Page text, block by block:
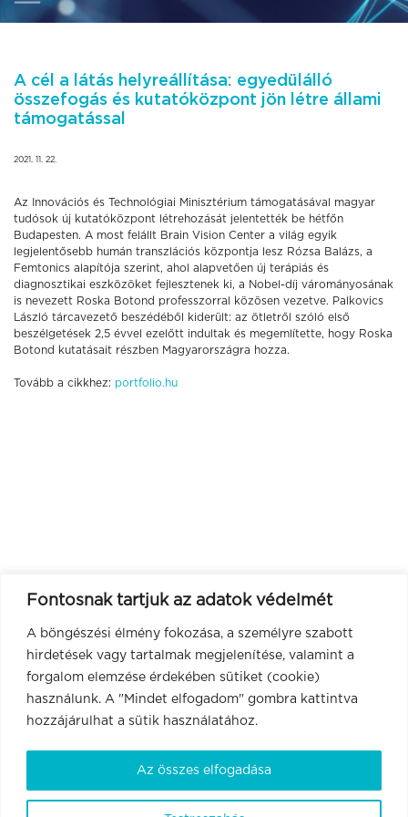
Fontosnak tartjuk az adatok védelmét
A böngészési élmény fokozása, a személyre szabott
hirdetések vagy tartalmak megjelenítése, valamint a
forgalom elemzése érdekében sütiket (cookie)
használunk. A "Mindet elfogadom" gombra kattintva
hozzájárulhat a sütik használatához.
Az összes elfogadása
A cél a látás helyreállítása: egyedülálló
összefogás és kutatóközpont jön létre állami
támogatással
2021. 11. 22.
Az Innovációs és Technológiai Minisztérium támogatásával magyar
tudósok új kutatóközpont létrehozását jelentették be hétfőn
Budapesten. A most felállt Brain Vision Center a világ egyik
legjelentősebb humán transzlációs központja lesz Rózsa Balázs, a
Femtonics alapítója szerint, ahol alapvetően új terápiás és
diagnosztikai eszközöket fejlesztenek ki, a Nobel-díj várományosának
is nevezett Roska Botond professzorral közösen vezetve. Palkovics
László tárcavezető beszédéből kiderült: az ötletről szóló első
beszélgetések 2,5 évvel ezelőtt indultak és megemlítette, hogy Roska
Botond kutatásait részben Magyarországra hozza.
Tovább a cikkhez: portfolio.hu